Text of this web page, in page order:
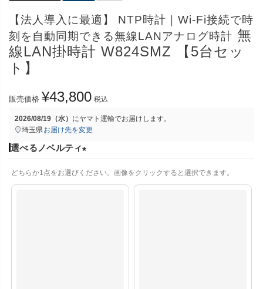
【法人導入に最適】 NTP時計｜Wi-Fi接続で時
刻を自動同期できる無線LANアナログ時計 無
線LAN掛時計 W824SMZ 【5台セッ
ト】
販売価格 ¥43,800 税込
2026/08/19（水） にヤマト運輸でお届けします。
埼玉県 お届け先を変更
選べるノベルティ
必
どちらか1点をお選びください。画像をクリックすると選択できます。